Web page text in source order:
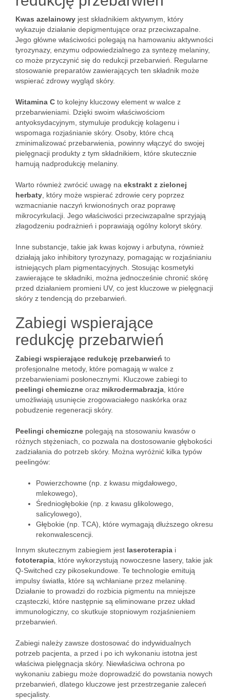
Kwas azelainowy jest składnikiem aktywnym, który
wykazuje działanie depigmentujące oraz przeciwzapalne.
Jego główne właściwości polegają na hamowaniu aktywności
tyrozynazy, enzymu odpowiedzialnego za syntezę melaniny,
co może przyczynić się do redukcji przebarwień. Regularne
stosowanie preparatów zawierających ten składnik może
wspierać zdrowy wygląd skóry.
Witamina C to kolejny kluczowy element w walce z
przebarwieniami. Dzięki swoim właściwościom
antyoksydacyjnym, stymuluje produkcję kolagenu i
wspomaga rozjaśnianie skóry. Osoby, które chcą
zminimalizować przebarwienia, powinny włączyć do swojej
pielęgnacji produkty z tym składnikiem, które skutecznie
hamują nadprodukcję melaniny.
Warto również zwrócić uwagę na ekstrakt z zielonej
herbaty , który może wspierać zdrowie cery poprzez
wzmacnianie naczyń krwionośnych oraz poprawę
mikrocyrkulacji. Jego właściwości przeciwzapalne sprzyjają
złagodzeniu podrażnień i poprawiają ogólny koloryt skóry.
Inne substancje, takie jak kwas kojowy i arbutyna, również
działają jako inhibitory tyrozynazy, pomagając w rozjaśnianiu
istniejących plam pigmentacyjnych. Stosując kosmetyki
zawierające te składniki, można jednocześnie chronić skórę
przed działaniem promieni UV, co jest kluczowe w pielęgnacji
skóry z tendencją do przebarwień.
Zabiegi wspierające
redukcję przebarwień
Zabiegi wspierające redukcję przebarwień to
profesjonalne metody, które pomagają w walce z
przebarwieniami posłonecznymi. Kluczowe zabiegi to
peelingi chemiczne oraz mikrodermabrazja , które
umożliwiają usunięcie zrogowaciałego naskórka oraz
pobudzenie regeneracji skóry.
Peelingi chemiczne polegają na stosowaniu kwasów o
różnych stężeniach, co pozwala na dostosowanie głębokości
zadziałania do potrzeb skóry. Można wyróżnić kilka typów
peelingów:
Powierzchowne (np. z kwasu migdałowego,
mlekowego),
Średniogłębokie (np. z kwasu glikolowego,
salicylowego),
Głębokie (np. TCA), które wymagają dłuższego okresu
rekonwalescencji.
Innym skutecznym zabiegiem jest laseroterapia i
fototerapia , które wykorzystują nowoczesne lasery, takie jak
Q-Switched czy pikosekundowe. Te technologie emitują
impulsy światła, które są wchłaniane przez melaninę.
Działanie to prowadzi do rozbicia pigmentu na mniejsze
cząsteczki, które następnie są eliminowane przez układ
immunologiczny, co skutkuje stopniowym rozjaśnieniem
przebarwień.
Zabiegi należy zawsze dostosować do indywidualnych
potrzeb pacjenta, a przed i po ich wykonaniu istotna jest
właściwa pielęgnacja skóry. Niewłaściwa ochrona po
wykonaniu zabiegu może doprowadzić do powstania nowych
przebarwień, dlatego kluczowe jest przestrzeganie zaleceń
specjalisty.